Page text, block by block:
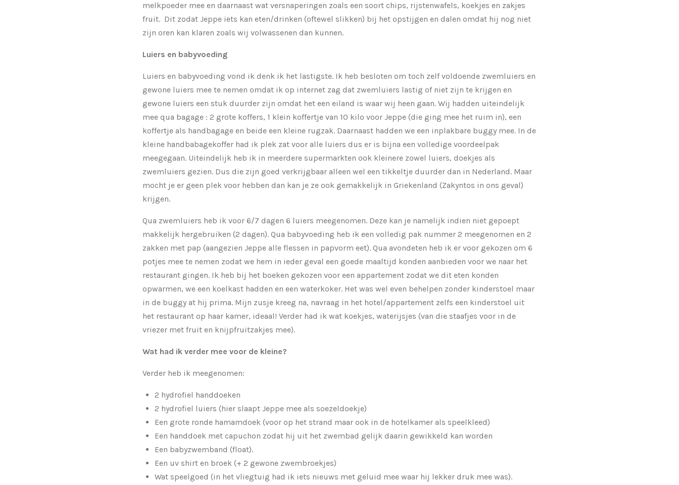
melkpoeder mee en daarnaast wat versnaperingen zoals een soort chips, rijstenwafels, koekjes en zakjes
fruit. Dit zodat Jeppe iets kan eten/drinken (oftewel slikken) bij het opstijgen en dalen omdat hij nog niet
zijn oren kan klaren zoals wij volwassenen dan kunnen.
Luiers en babyvoeding
Luiers en babyvoeding vond ik denk ik het lastigste. Ik heb besloten om toch zelf voldoende zwemluiers en
gewone luiers mee te nemen omdat ik op internet zag dat zwemluiers lastig of niet zijn te krijgen en
gewone luiers een stuk duurder zijn omdat het een eiland is waar wij heen gaan. Wij hadden uiteindelijk
mee qua bagage : 2 grote koffers, 1 klein koffertje van 10 kilo voor Jeppe (die ging mee het ruim in), een
koffertje als handbagage en beide een kleine rugzak. Daarnaast hadden we een inplakbare buggy mee. In de
kleine handbabagekoffer had ik plek zat voor alle luiers dus er is bijna een volledige voordeelpak
meegegaan. Uiteindelijk heb ik in meerdere supermarkten ook kleinere zowel luiers, doekjes als
zwemluiers gezien. Dus die zijn goed verkrijgbaar alleen wel een tikkeltje duurder dan in Nederland. Maar
mocht je er geen plek voor hebben dan kan je ze ook gemakkelijk in Griekenland (Zakyntos in ons geval)
krijgen.
Qua zwemluiers heb ik voor 6/7 dagen 6 luiers meegenomen. Deze kan je namelijk indien niet gepoept
makkelijk hergebruiken (2 dagen). Qua babyvoeding heb ik een volledig pak nummer 2 meegenomen en 2
zakken met pap (aangezien Jeppe alle flessen in papvorm eet). Qua avondeten heb ik er voor gekozen om 6
potjes mee te nemen zodat we hem in ieder geval een goede maaltijd konden aanbieden voor we naar het
restaurant gingen. Ik heb bij het boeken gekozen voor een appartement zodat we dit eten konden
opwarmen, we een koelkast hadden en een waterkoker. Het was wel even behelpen zonder kinderstoel maar
in de buggy at hij prima. Mijn zusje kreeg na, navraag in het hotel/appartement zelfs een kinderstoel uit
het restaurant op haar kamer, ideaal! Verder had ik wat koekjes, waterijsjes (van die staafjes voor in de
vriezer met fruit en knijpfruitzakjes mee).
Wat had ik verder mee voor de kleine?
Verder heb ik meegenomen:
2 hydrofiel handdoeken
2 hydrofiel luiers (hier slaapt Jeppe mee als soezeldoekje)
Een grote ronde hamamdoek (voor op het strand maar ook in de hotelkamer als speelkleed)
Een handdoek met capuchon zodat hij uit het zwembad gelijk daarin gewikkeld kan worden
Een babyzwemband (float).
Een uv shirt en broek (+ 2 gewone zwembroekjes)
Wat speelgoed (in het vliegtuig had ik iets nieuws met geluid mee waar hij lekker druk mee was).